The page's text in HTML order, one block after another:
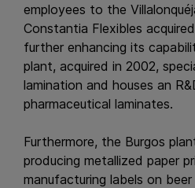
employees to the
Constantia Flexibles
further enhancing its
plant, acquired in 2002,
lamination and houses an
pharmaceutical laminates.
Furthermore, the Burgos
producing metallized paper
manufacturing labels on